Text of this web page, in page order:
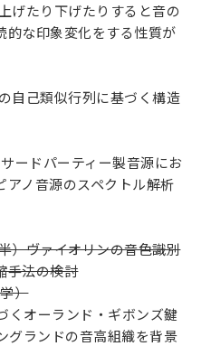
げたり下げたりすると音の
的な印象変化をする性質が
自己類似行列に基づく構造
ードパーティー製音源にお
ノ音源のスペクトル解析
）ヴァイオリンの音色識別
手法の検討
）
くオーランド・ギボンズ鍵
グランドの音高組織を背景